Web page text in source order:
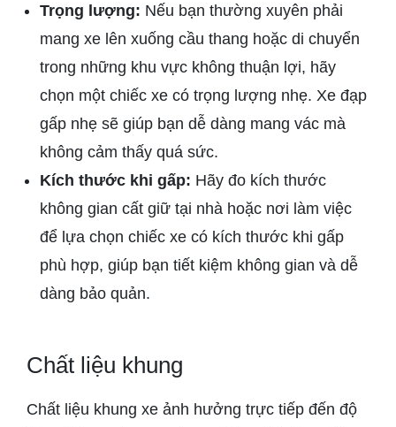
Trọng lượng: Nếu bạn thường xuyên phải
mang xe lên xuống cầu thang hoặc di chuyển
trong những khu vực không thuận lợi, hãy
chọn một chiếc xe có trọng lượng nhẹ. Xe đạp
gấp nhẹ sẽ giúp bạn dễ dàng mang vác mà
không cảm thấy quá sức.
Kích thước khi gấp: Hãy đo kích thước
không gian cất giữ tại nhà hoặc nơi làm việc
để lựa chọn chiếc xe có kích thước khi gấp
phù hợp, giúp bạn tiết kiệm không gian và dễ
dàng bảo quản.
Chất liệu khung
Chất liệu khung xe ảnh hưởng trực tiếp đến độ